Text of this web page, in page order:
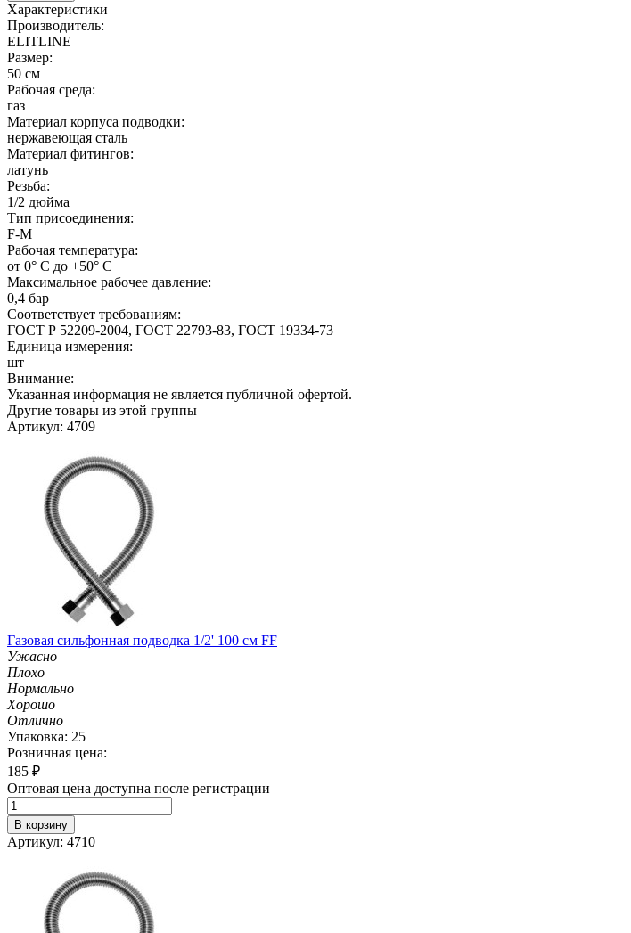
Характеристики
Производитель:
ELITLINE
Размер:
50 см
Рабочая среда:
газ
Материал корпуса подводки:
нержавеющая сталь
Материал фитингов:
латунь
Резьба:
1/2 дюйма
Тип присоединения:
F-M
Рабочая температура:
от 0° С до +50° С
Максимальное рабочее давление:
0,4 бар
Соответствует требованиям:
ГОСТ Р 52209-2004, ГОСТ 22793-83, ГОСТ 19334-73
Единица измерения:
шт
Внимание:
Указанная информация не является публичной офертой.
Другие товары из этой группы
Артикул: 4709
Газовая сильфонная подводка 1/2' 100 см FF
Ужасно
Плохо
Нормально
Хорошо
Отлично
Упаковка: 25
Розничная цена:
185 ₽
Оптовая цена доступна после регистрации
В корзину
Артикул: 4710